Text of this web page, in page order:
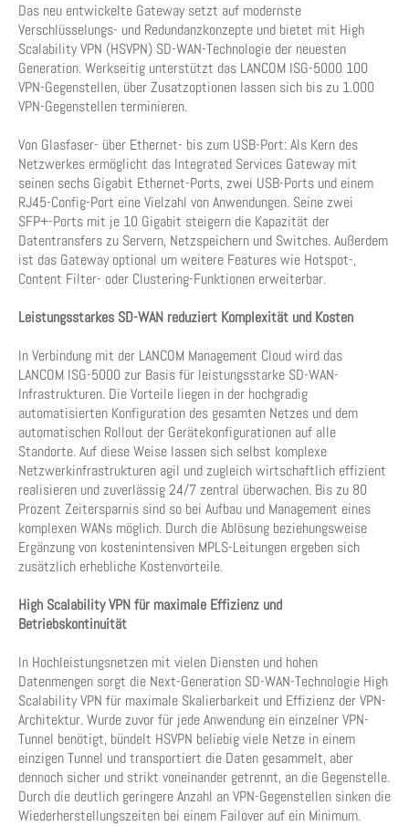
Das neu entwickelte Gateway setzt auf modernste
Verschlüsselungs- und Redundanzkonzepte und bietet mit High
Scalability VPN (HSVPN) SD-WAN-Technologie der neuesten
Generation. Werkseitig unterstützt das LANCOM ISG-5000 100
VPN-Gegenstellen, über Zusatzoptionen lassen sich bis zu 1.000
VPN-Gegenstellen terminieren.
Von Glasfaser- über Ethernet- bis zum USB-Port: Als Kern des
Netzwerkes ermöglicht das Integrated Services Gateway mit
seinen sechs Gigabit Ethernet-Ports, zwei USB-Ports und einem
RJ45-Config-Port eine Vielzahl von Anwendungen. Seine zwei
SFP+-Ports mit je 10 Gigabit steigern die Kapazität der
Datentransfers zu Servern, Netzspeichern und Switches. Außerdem
ist das Gateway optional um weitere Features wie Hotspot-,
Content Filter- oder Clustering-Funktionen erweiterbar.
Leistungsstarkes SD-WAN reduziert Komplexität und Kosten
In Verbindung mit der LANCOM Management Cloud wird das
LANCOM ISG-5000 zur Basis für leistungsstarke SD-WAN-
Infrastrukturen. Die Vorteile liegen in der hochgradig
automatisierten Konfiguration des gesamten Netzes und dem
automatischen Rollout der Gerätekonfigurationen auf alle
Standorte. Auf diese Weise lassen sich selbst komplexe
Netzwerkinfrastrukturen agil und zugleich wirtschaftlich effizient
realisieren und zuverlässig 24/7 zentral überwachen. Bis zu 80
Prozent Zeitersparnis sind so bei Aufbau und Management eines
komplexen WANs möglich. Durch die Ablösung beziehungsweise
Ergänzung von kostenintensiven MPLS-Leitungen ergeben sich
zusätzlich erhebliche Kostenvorteile.
High Scalability VPN für maximale Effizienz und
Betriebskontinuität
In Hochleistungsnetzen mit vielen Diensten und hohen
Datenmengen sorgt die Next-Generation SD-WAN-Technologie High
Scalability VPN für maximale Skalierbarkeit und Effizienz der VPN-
Architektur. Wurde zuvor für jede Anwendung ein einzelner VPN-
Tunnel benötigt, bündelt HSVPN beliebig viele Netze in einem
einzigen Tunnel und transportiert die Daten gesammelt, aber
dennoch sicher und strikt voneinander getrennt, an die Gegenstelle.
Durch die deutlich geringere Anzahl an VPN-Gegenstellen sinken die
Wiederherstellungszeiten bei einem Failover auf ein Minimum.